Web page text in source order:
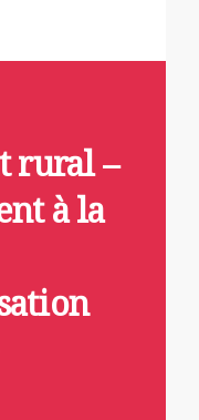
rural –
à la